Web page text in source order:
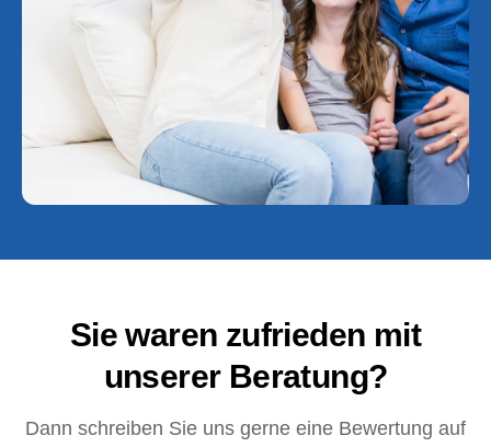
Sie waren zufrieden mit
unserer Beratung?
Dann schreiben Sie uns gerne eine Bewertung auf